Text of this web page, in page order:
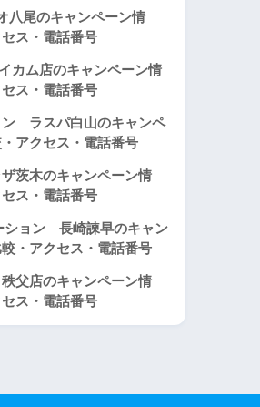
尾のキャンペーン情
ス・電話番号
カム店のキャンペーン情
ス・電話番号
ン ラスパ白山のキャンペ
アクセス・電話番号
茨木のキャンペーン情
ス・電話番号
ション 長崎諫早のキャン
・アクセス・電話番号
父店のキャンペーン情
ス・電話番号